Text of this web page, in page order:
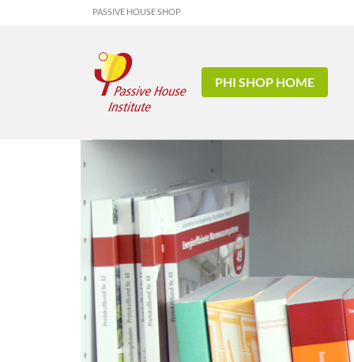
PASSIVE HOUSE SHOP
PHI SHOP HOME